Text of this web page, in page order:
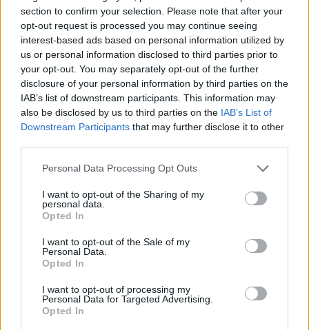
section to confirm your selection. Please note that after your
opt-out request is processed you may continue seeing
interest-based ads based on personal information utilized by
us or personal information disclosed to third parties prior to
your opt-out. You may separately opt-out of the further
disclosure of your personal information by third parties on the
IAB’s list of downstream participants. This information may
also be disclosed by us to third parties on the IAB’s List of
Downstream Participants that may further disclose it to other
Personal Data Processing Opt Outs
I want to opt-out of the Sharing of my
personal data.
Opted In
I want to opt-out of the Sale of my
Personal Data.
Opted In
I want to opt-out of processing my
Personal Data for Targeted Advertising.
Opted In
A világ legismertebb ruhái
HOZZÁSZÓLOK A CIKKHEZ